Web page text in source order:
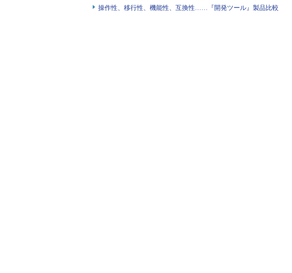
操作性、移行性、機能性、互換性……『開発ツール』製品比較